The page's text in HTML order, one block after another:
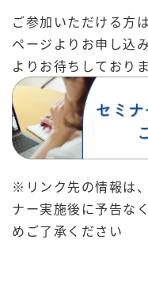
ご参加いただける方
ページよりお申し込
よりお待ちしており
※リンク先の情報は
ナー実施後に予告な
めご了承ください